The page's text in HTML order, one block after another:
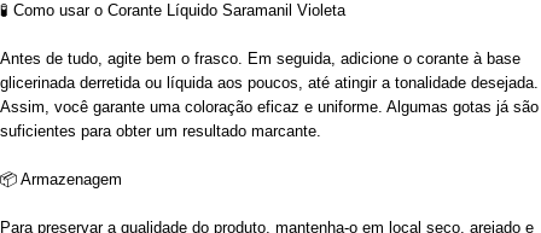
🧪 Como usar o Corante Líquido Saramanil Violeta
Antes de tudo, agite bem o frasco. Em seguida, adicione o corante à base
glicerinada derretida ou líquida aos poucos, até atingir a tonalidade desejada.
Assim, você garante uma coloração eficaz e uniforme. Algumas gotas já são
suficientes para obter um resultado marcante.
📦 Armazenagem
Para preservar a qualidade do produto, mantenha-o em local seco, arejado e